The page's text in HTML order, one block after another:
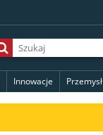
Innowacje Przemysł